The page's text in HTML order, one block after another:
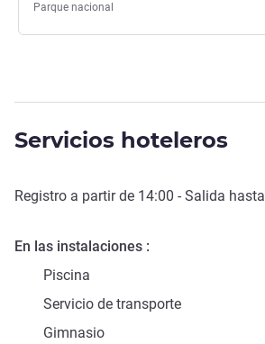
Parque nacional
Servicios hoteleros
Registro a partir de 14:00 - Salida hasta
En las instalaciones
Piscina
Servicio de transporte
Gimnasio